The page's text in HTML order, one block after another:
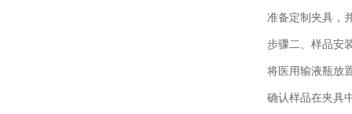
准备定制夹具，
步骤二、 样品安
将医用输液瓶放
确认样品在夹具